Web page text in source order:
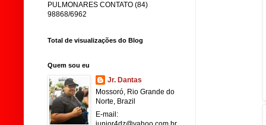
PULMONARES CONTATO (84)
98868/6962
Total de visualizações do Blog
Quem sou eu
Jr. Dantas
Mossoró, Rio Grande do
Norte, Brazil
E-mail: